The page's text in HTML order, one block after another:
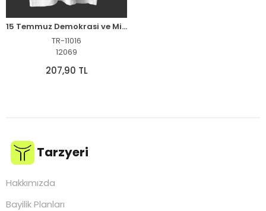
15 Temmuz Demokrasi ve Milli Birlik Günü Baskılı Oversize Bisiklet Yaka T-shirt - Beyaz
TR-11016
12069
207,90 TL
Tarzyeri
Hakkımızda
Bayilik Planları